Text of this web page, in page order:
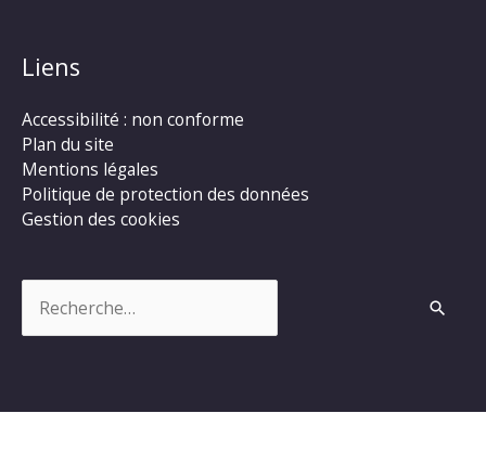
Liens
Accessibilité : non conforme
Plan du site
Mentions légales
Politique de protection des données
Gestion des cookies